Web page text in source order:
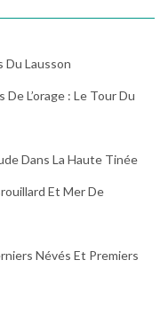
Du Lausson
L’orage : Le Tour Du
Dans La Haute Tinée
Et Mer De
Névés Et Premiers